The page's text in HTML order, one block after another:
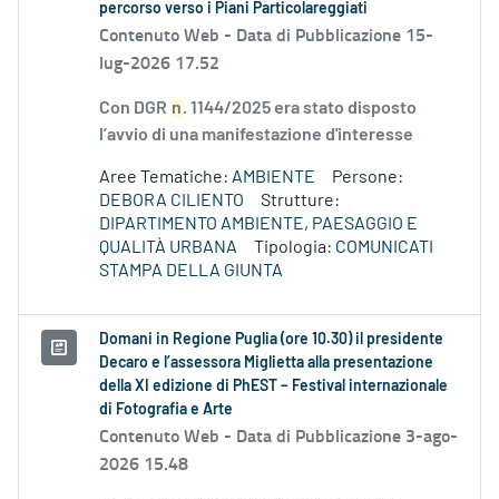
percorso verso i Piani Particolareggiati
Contenuto Web - Data di Pubblicazione 15-
lug-2026 17.52
Con DGR n. 1144/2025 era stato disposto
l’avvio di una manifestazione d'interesse
Aree Tematiche: AMBIENTE
Persone:
DEBORA CILIENTO
Strutture:
DIPARTIMENTO AMBIENTE, PAESAGGIO E
QUALITÀ URBANA
Tipologia: COMUNICATI
STAMPA DELLA GIUNTA
Domani in Regione Puglia (ore 10.30) il presidente
Decaro e l’assessora Miglietta alla presentazione
della XI edizione di PhEST – Festival internazionale
di Fotografia e Arte
Contenuto Web - Data di Pubblicazione 3-ago-
2026 15.48